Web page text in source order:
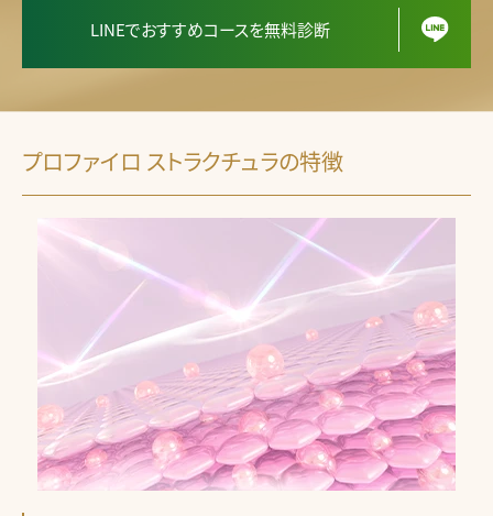
LINEでおすすめコースを無料診断
プロファイロ ストラクチュラの特徴